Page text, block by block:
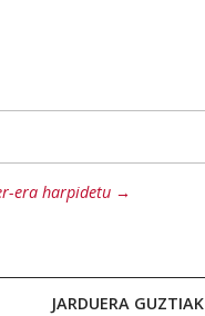
era harpidetu →
JARDUERA GUZTIAK